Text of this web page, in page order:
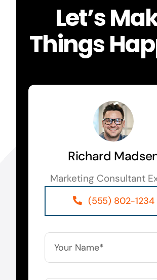
Let’s
Things
Richard
Marketing Consultant
(555) 802-1234